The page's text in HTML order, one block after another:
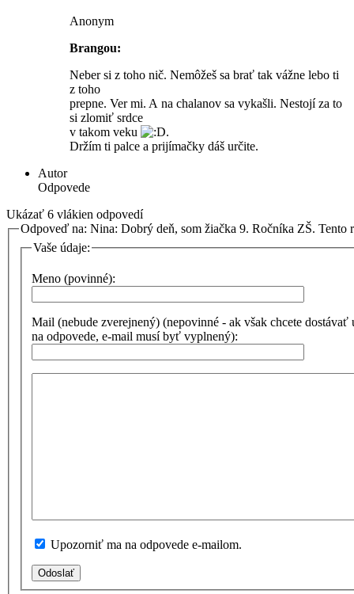
Anonym
Brangou:
Neber si z toho nič. Nemôžeš sa brať tak vážne lebo ti
z toho
prepne. Ver mi. A na chalanov sa vykašli. Nestojí za to
si zlomiť srdce
v takom veku
.
Držím ti palce a prijímačky dáš určite.
Autor
Odpovede
Ukázať 6 vlákien odpovedí
Odpoveď na: Nina: Dobrý deň, som žiačka 9. Ročníka ZŠ.
Vaše údaje:
Meno (povinné):
Mail (nebude zverejnený) (nepovinné - ak však chcete dostávať
na odpovede, e-mail musí byť vyplnený):
Upozorniť ma na odpovede e-mailom.
Odoslať